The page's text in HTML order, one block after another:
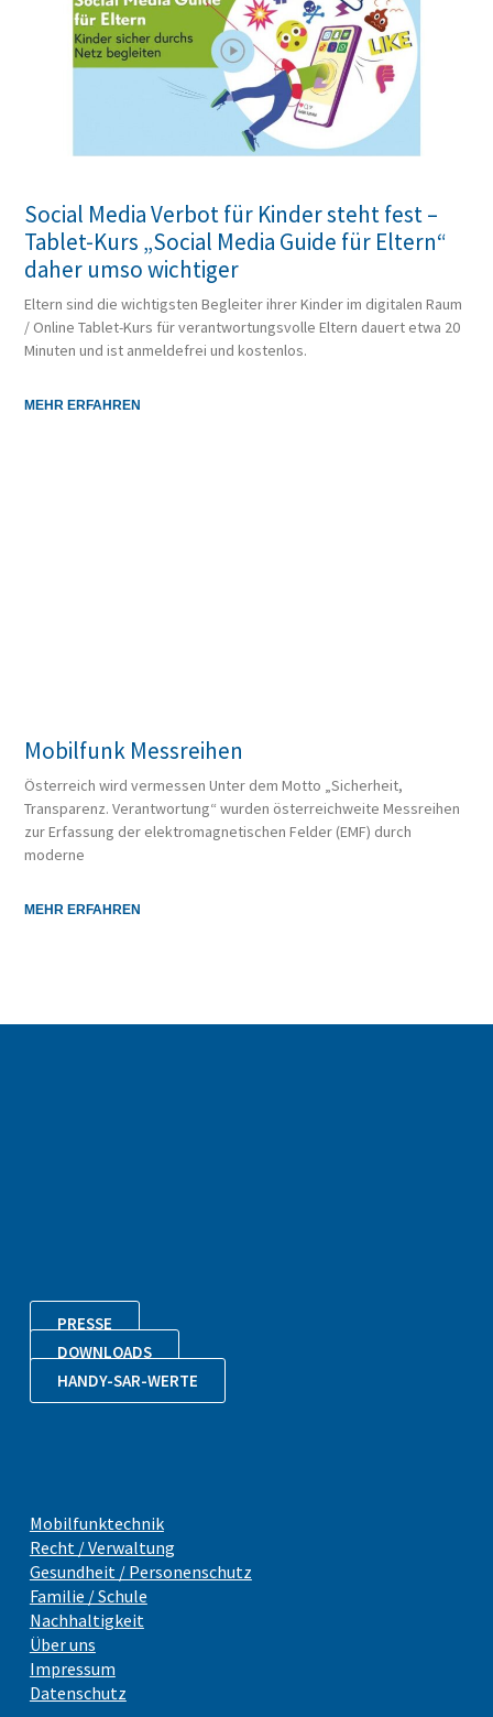
Social Media Verbot für Kinder steht fest –
Tablet-Kurs „Social Media Guide für Eltern“
daher umso wichtiger
Eltern sind die wichtigsten Begleiter ihrer Kinder im digitalen Raum
/ Online Tablet-Kurs für verantwortungsvolle Eltern dauert etwa 20
Minuten und ist anmeldefrei und kostenlos.
MEHR ERFAHREN
Mobilfunk Messreihen
Österreich wird vermessen Unter dem Motto „Sicherheit,
Transparenz. Verantwortung“ wurden österreichweite Messreihen
zur Erfassung der elektromagnetischen Felder (EMF) durch
moderne
MEHR ERFAHREN
PRESSE
DOWNLOADS
HANDY-SAR-WERTE
Mobilfunktechnik
Recht / Verwaltung
Gesundheit / Personenschutz
Familie / Schule
Nachhaltigkeit
Über uns
Impressum
Datenschutz